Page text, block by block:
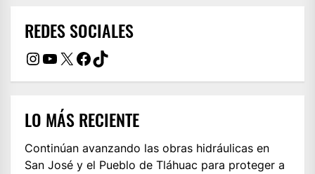
REDES SOCIALES
Instagram
YouTube
X Facebook
TikTok
LO MÁS RECIENTE
Continúan avanzando las obras hidráulicas en
San José y el Pueblo de Tláhuac para proteger a